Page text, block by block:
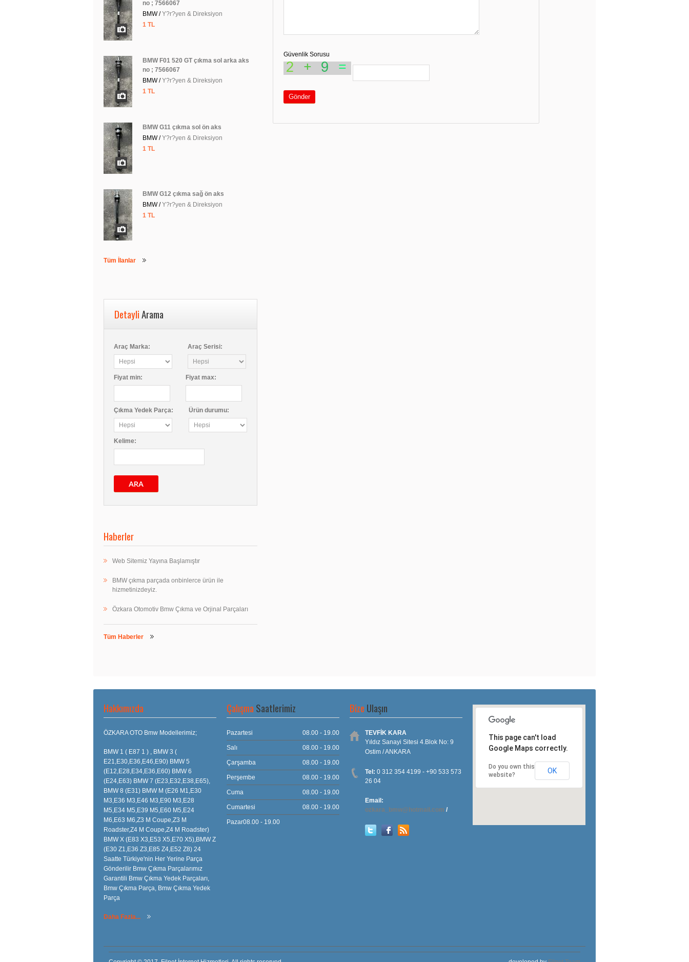
Güvenlik Sorusu
Gönder
no ; 7566067
BMW /Y?r?yen & Direksiyon
1 TL
BMW F01 520 GT çıkma sol arka aks
no ; 7566067
BMW /Y?r?yen & Direksiyon
1 TL
BMW G11 çıkma sol ön aks
BMW /Y?r?yen & Direksiyon
1 TL
BMW G12 çıkma sağ ön aks
BMW /Y?r?yen & Direksiyon
1 TL
Tüm İlanlar
DetayliArama
Araç Marka: Araç Serisi:
Fiyat min: Fiyat max:
Çıkma Yedek Parça: Ürün durumu:
Kelime:
ARA
Haberler
Web Sitemiz Yayına Başlamıştır
BMW çıkma parçada onbinlerce ürün ile
hizmetinizdeyiz.
Özkara Otomotiv Bmw Çıkma ve Orjinal Parçaları
Tüm Haberler
Hakkımızda
ÖZKARA OTO Bmw Modellerimiz;
BMW 1 ( E87 1 ) , BMW 3 (
E21,E30,E36,E46,E90) BMW 5
(E12,E28,E34,E36,E60) BMW 6
(E24,E63) BMW 7 (E23,E32,E38,E65),
BMW 8 (E31) BMW M (E26 M1,E30
M3,E36 M3,E46 M3,E90 M3,E28
M5,E34 M5,E39 M5,E60 M5,E24
M6,E63 M6,Z3 M Coupe,Z3 M
Roadster,Z4 M Coupe,Z4 M Roadster)
BMW X (E83 X3,E53 X5,E70 X5),BMW Z
(E30 Z1,E36 Z3,E85 Z4,E52 Z8) 24
Saatte Türkiye'nin Her Yerine Parça
Gönderilir Bmw Çıkma Parçalarımız
Garantili Bmw Çıkma Yedek Parçaları,
Bmw Çıkma Parça, Bmw Çıkma Yedek
Parça
Daha Fazla...
Çalışma Saatlerimiz
Pazartesi 08.00 - 19.00
Salı 08.00 - 19.00
Çarşamba 08.00 - 19.00
Perşembe 08.00 - 19.00
Cuma 08.00 - 19.00
Cumartesi 08.00 - 19.00
Pazar08.00 - 19.00
Bize Ulaşın
TEVFİK KARA
Yıldız Sanayi Sitesi 4.Blok No: 9
Ostim / ANKARA
Tel: 0 312 354 4199 - +90 533 573
26 04
Email:
ozkara_bmw@hotmail.com /
This page can't load
Google Maps correctly.
Do you own this
website?
OK